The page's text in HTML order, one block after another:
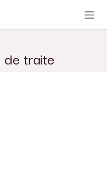
traite